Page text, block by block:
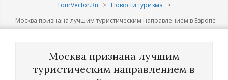
TourVector.Ru > Новости туризма
>
Москва признана лучшим туристическим направлением в Европе
Москва признана лучшим
туристическим направлением в